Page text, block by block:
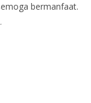
bermanfaat.